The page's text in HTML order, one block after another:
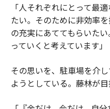
「人それぞれにとって最
たい。そのために非効率
の充実にあててもらいた
っていくと考えています」
その思いを、駐車場を介
ようとしている。藤林が